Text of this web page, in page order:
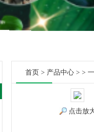
首页 > 产品中心 > >
点击放